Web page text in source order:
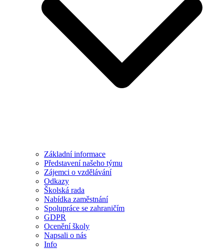
Základní informace
Představení našeho týmu
Zájemci o vzdělávání
Odkazy
Školská rada
Nabídka zaměstnání
Spolupráce se zahraničím
GDPR
Ocenění školy
Napsali o nás
Info